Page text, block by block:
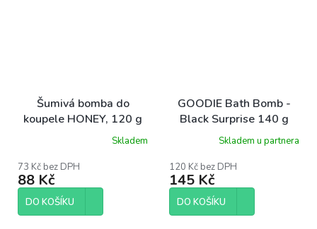
Šumivá bomba do
koupele HONEY, 120 g
Skladem
73 Kč bez DPH
88 Kč
DO KOŠÍKU
GOODIE Bath Bomb -
Black Surprise 140 g
Skladem u partnera
120 Kč bez DPH
145 Kč
DO KOŠÍKU